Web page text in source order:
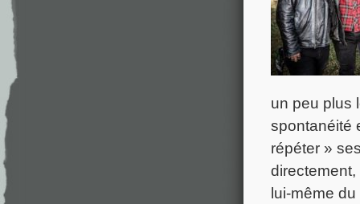
un peu plus
spontanéité
répéter »
lui-même